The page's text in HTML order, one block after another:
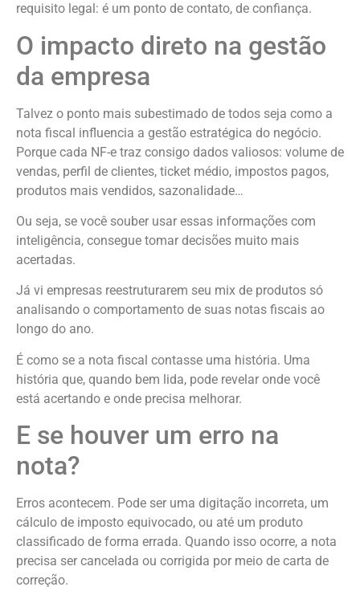
requisito legal: é um ponto de contato, de confiança.
O impacto direto na gestão
da empresa
Talvez o ponto mais subestimado de todos seja como a
nota fiscal influencia a gestão estratégica do negócio.
Porque cada NF-e traz consigo dados valiosos: volume de
vendas, perfil de clientes, ticket médio, impostos pagos,
produtos mais vendidos, sazonalidade…
Ou seja, se você souber usar essas informações com
inteligência, consegue tomar decisões muito mais
acertadas.
Já vi empresas reestruturarem seu mix de produtos só
analisando o comportamento de suas notas fiscais ao
longo do ano.
É como se a nota fiscal contasse uma história. Uma
história que, quando bem lida, pode revelar onde você
está acertando e onde precisa melhorar.
E se houver um erro na
nota?
Erros acontecem. Pode ser uma digitação incorreta, um
cálculo de imposto equivocado, ou até um produto
classificado de forma errada. Quando isso ocorre, a nota
precisa ser cancelada ou corrigida por meio de carta de
correção.